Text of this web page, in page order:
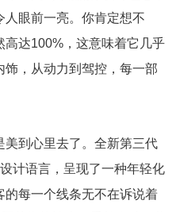
人眼前一亮。你肯定想不
达100%，这意味着它几乎
，从动力到驾控，每一部
到心里去了。全新第三代
计语言，呈现了一种年轻化
的每一个线条无不在诉说着